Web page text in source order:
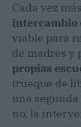
Cada vez
intercambio
viable para
de madres y
propias
trueque de
una
no, la